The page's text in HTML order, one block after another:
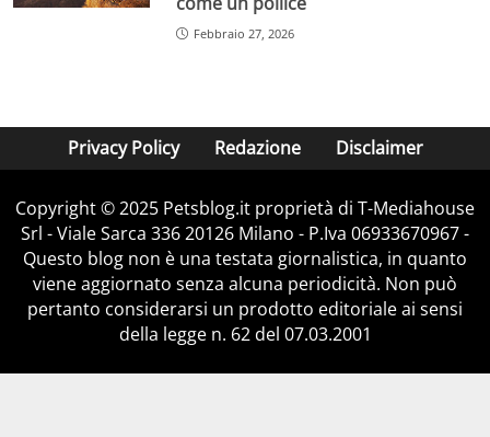
Febbraio 27, 2026
Privacy Policy Redazione Disclaimer
Copyright © 2025 Petsblog.it proprietà di T-Mediahouse
Srl - Viale Sarca 336 20126 Milano - P.Iva 06933670967 -
Questo blog non è una testata giornalistica, in quanto
viene aggiornato senza alcuna periodicità. Non può
pertanto considerarsi un prodotto editoriale ai sensi
della legge n. 62 del 07.03.2001